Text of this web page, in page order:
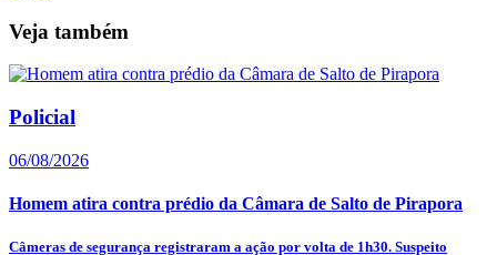
Veja também
Policial
06/08/2026
Homem atira contra prédio da Câmara de Salto de Pirapora
Câmeras de segurança registraram a ação por volta de 1h30. Suspeito